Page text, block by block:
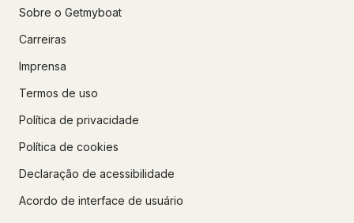
Sobre o Getmyboat
Carreiras
Imprensa
Termos de uso
Política de privacidade
Política de cookies
Declaração de acessibilidade
Acordo de interface de usuário